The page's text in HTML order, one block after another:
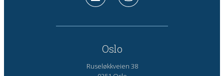
Oslo
Ruseløkkveien 38